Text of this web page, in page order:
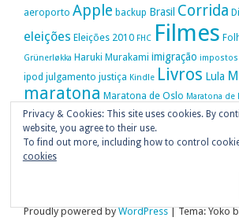
aeroporto Apple backup Brasil Corrida
eleições Eleições 2010 FHC Filmes
Grünerløkka Haruki Murakami imigração impostos
ipod julgamento justiça Kindle Livros Lula
maratona Maratona de Oslo Maratona de
movimento passe livre música nike Noruega OAB
Portugal Privacidade protestos PT
Vitória da Conquista
Proudly powered byWordPress|Tema: Yoko
Privacy & Cookies: This site uses cookies. By
website, you agree to their use.
To find out more, including how to control
cookies